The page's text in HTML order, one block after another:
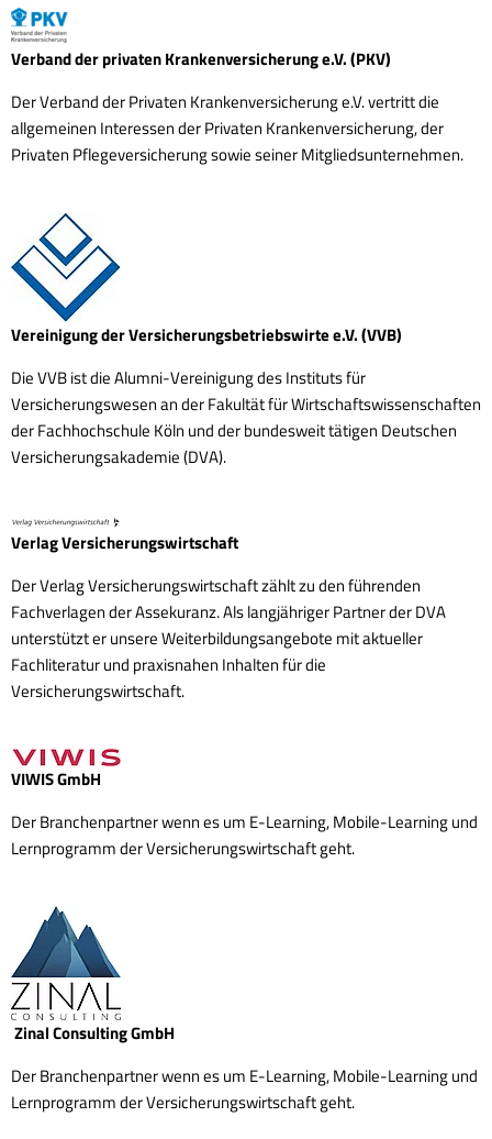
Verband der privaten Krankenversicherung e.V. (PKV)
Der Verband der Privaten Krankenversicherung e.V. vertritt die
allgemeinen Interessen der Privaten Krankenversicherung, der
Privaten Pflegeversicherung sowie seiner Mitgliedsunternehmen.
Vereinigung der Versicherungsbetriebswirte e.V. (VVB)
Die VVB ist die Alumni-Vereinigung des Instituts für
Versicherungswesen an der Fakultät für Wirtschaftswissenschaften
der Fachhochschule Köln und der bundesweit tätigen Deutschen
Versicherungsakademie (DVA).
Verlag Versicherungswirtschaft
Der Verlag Versicherungswirtschaft zählt zu den führenden
Fachverlagen der Assekuranz. Als langjähriger Partner der DVA
unterstützt er unsere Weiterbildungsangebote mit aktueller
Fachliteratur und praxisnahen Inhalten für die
Versicherungswirtschaft.
VIWIS GmbH
Der Branchenpartner wenn es um E-Learning, Mobile-Learning und
Lernprogramm der Versicherungswirtschaft geht.
Zinal Consulting GmbH
Der Branchenpartner wenn es um E-Learning, Mobile-Learning und
Lernprogramm der Versicherungswirtschaft geht.